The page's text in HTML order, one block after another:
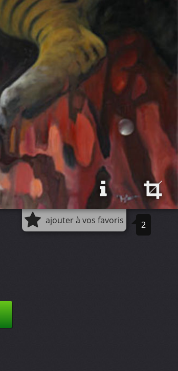
ajouter à vos favoris 2